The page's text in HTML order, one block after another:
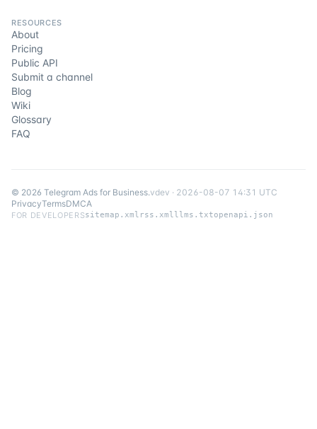
RESOURCES
About
Pricing
Public API
Submit a channel
Blog
Wiki
Glossary
FAQ
© 2026 Telegram Ads for Business.vdev · 2026-08-07 14:31 UTC
PrivacyTermsDMCA
FOR DEVELOPERSsitemap.xml rss.xml llms.txtopenapi.json